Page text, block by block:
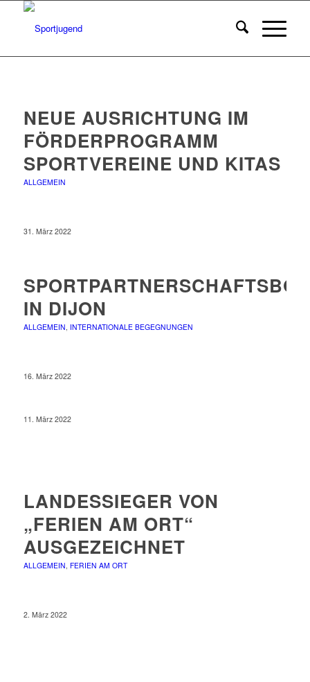
NEUE AUSRICHTUNG IM
FÖRDERPROGRAMM
SPORTVEREINE UND KITAS
ALLGEMEIN
31. März 2022
IN DIJON
ALLGEMEIN, INTERNATIONALE BEGEGNUNGEN
16. März 2022
11. März 2022
LANDESSIEGER VON
„FERIEN AM ORT“
AUSGEZEICHNET
ALLGEMEIN, FERIEN AM ORT
2. März 2022